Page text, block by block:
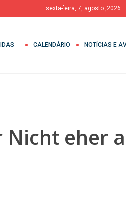
sexta-feira, 7, agosto ,2026
CALENDÁRIO NOTÍCIAS E
eher